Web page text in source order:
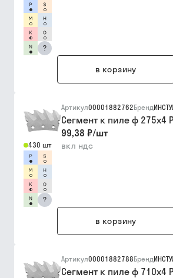
?
в корзину
430 шт
?
Артикул00001882762Бренд
Сегмент к пиле ф 275х4
99,38 ₽/шт
вкл ндс
в корзину
Артикул00001882788Бренд
Сегмент к пиле ф 710х4